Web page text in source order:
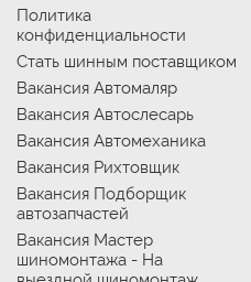
Политика
конфиденциальности
Стать шинным поставщиком
Вакансия Автомаляр
Вакансия Автослесарь
Вакансия Автомеханика
Вакансия Рихтовщик
Вакансия Подборщик
автозапчастей
Вакансия Мастер
шиномонтажа - На